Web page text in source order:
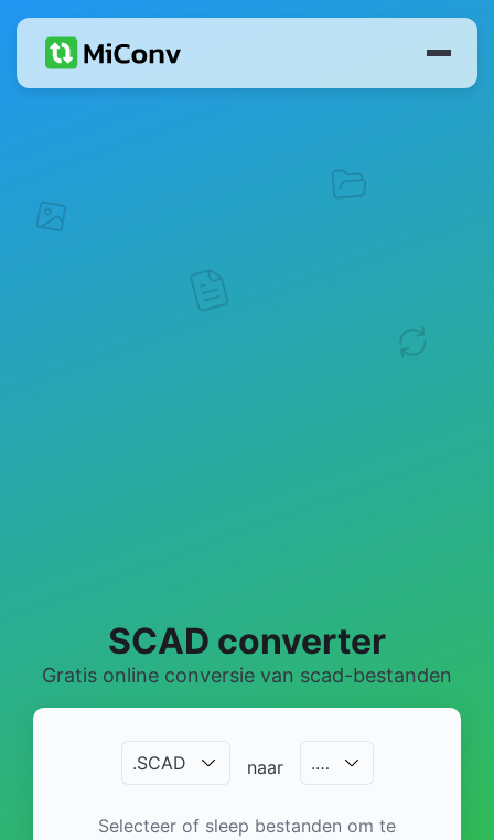
SCAD converter
Gratis online conversie van scad-bestanden
.SCAD naar .…
Selecteer of sleep bestanden om te